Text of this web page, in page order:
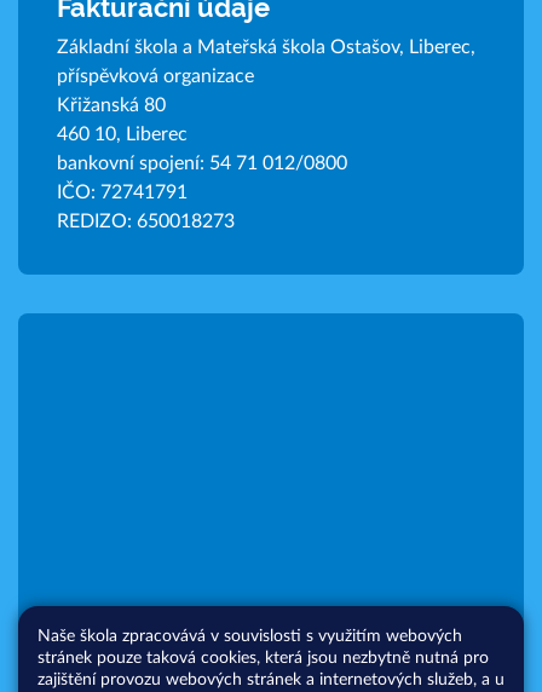
Fakturační údaje
Základní škola a Mateřská škola Ostašov, Liberec,
příspěvková organizace
Křižanská 80
460 10, Liberec
bankovní spojení: 54 71 012/0800
IČO: 72741791
REDIZO: 650018273
Naše škola zpracovává v souvislosti s využitím webových
stránek pouze taková cookies, která jsou nezbytně nutná pro
zajištění provozu webových stránek a internetových služeb, a u